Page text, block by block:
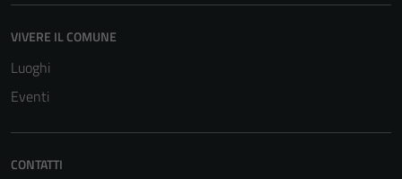
VIVERE IL COMUNE
Luoghi
Eventi
CONTATTI